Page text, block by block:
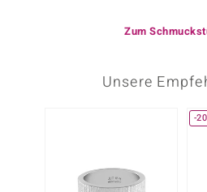
Zum
Unsere
-